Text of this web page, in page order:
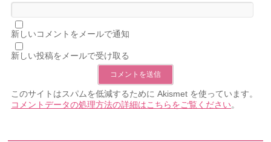
新しいコメントをメールで通知
新しい投稿をメールで受け取る
このサイトはスパムを低減するために Akismet を使っています。
コメントデータの処理方法の詳細はこちらをご覧ください。